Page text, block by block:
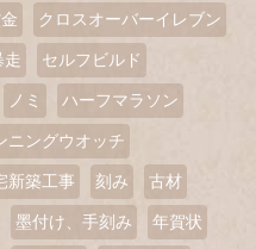
クロスオーバーイレブン
走 セルフビルド
ノミ ハーフマラソン
ニングウオッチ
新築工事 刻み 古材
墨付け、手刻み 年賀状